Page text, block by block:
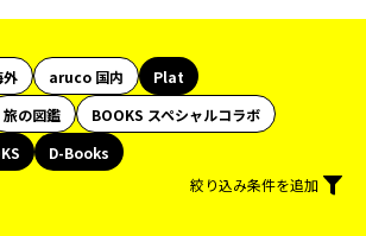
aruco 国内
Plat
旅の図鑑
BOOKS スペシャルコラボ
D-Books
絞り込み条件を追加